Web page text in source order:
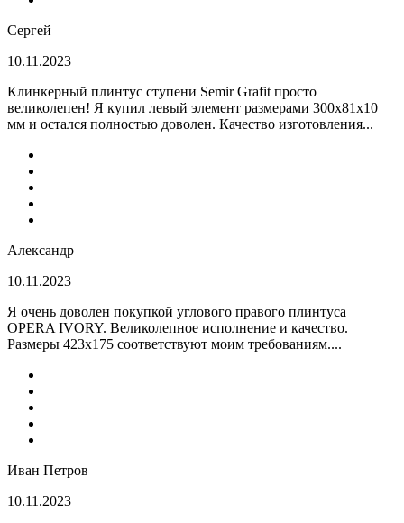
Сергей
10.11.2023
Клинкерный плинтус ступени Semir Grafit просто
великолепен! Я купил левый элемент размерами 300х81х10
мм и остался полностью доволен. Качество изготовления...
Александр
10.11.2023
Я очень доволен покупкой углового правого плинтуса
OPERA IVORY. Великолепное исполнение и качество.
Размеры 423х175 соответствуют моим требованиям....
Иван Петров
10.11.2023